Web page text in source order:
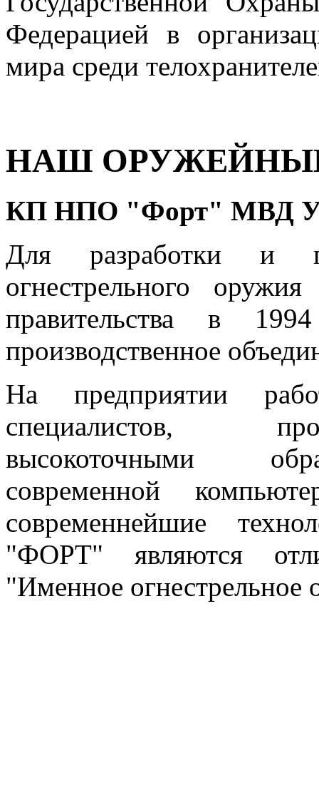
Федерацией в
мира среди
НАШ
КП НПО "Форт" МВД
Для разработки и
огнестрельного
правительства в
производственное
На предприятии
специалистов,
высокоточными
современной
современнейшие
"ФОРТ" являются
"Именное огнестрельное